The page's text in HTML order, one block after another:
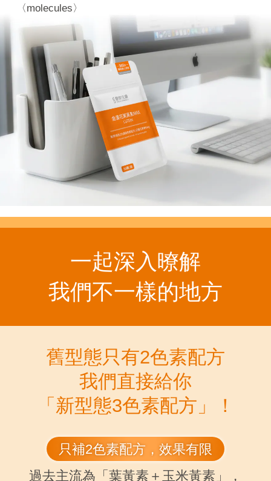
〈molecules〉
一起深入暸解
我們不一樣的地方
舊型態只有2色素配方
我們直接給你
「新型態3色素配方」！
只補2色素配方，效果有限
過去主流為「葉黃素＋玉米黃素」，